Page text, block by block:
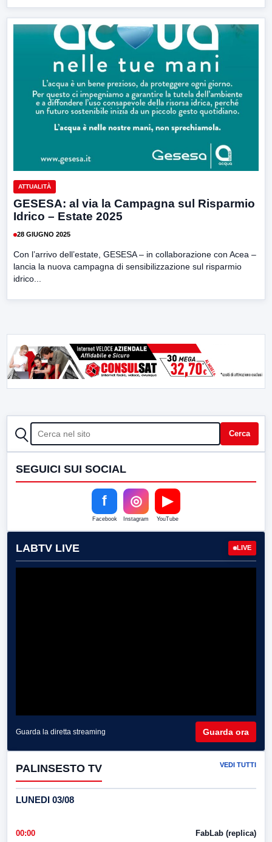
ATTUALITÀ
GESESA: al via la Campagna sul Risparmio
Idrico – Estate 2025
28 GIUGNO 2025
Con l’arrivo dell’estate, GESESA – in collaborazione con Acea –
lancia la nuova campagna di sensibilizzazione sul risparmio
idrico...
CERCA Cerca
SEGUICI SUI SOCIAL
f
Facebook
◎
Instagram
▶
YouTube
LABTV LIVE LIVE
Guarda la diretta streaming Guarda ora
PALINSESTO TV VEDI TUTTI
LUNEDI 03/08
00:00 FabLab (replica)